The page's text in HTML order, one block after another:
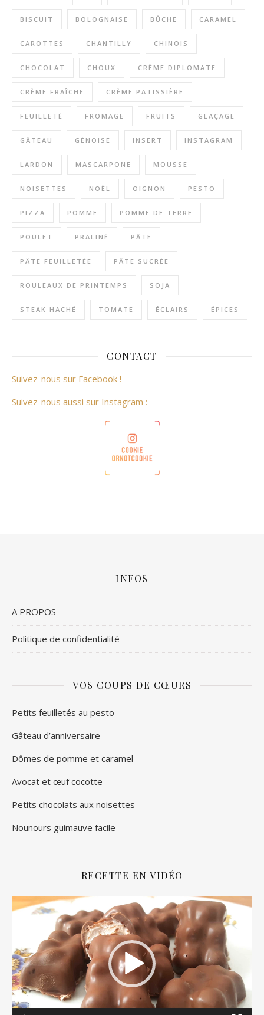
BISCUIT BOLOGNAISE BÛCHE CARAMEL
CAROTTES CHANTILLY CHINOIS
CHOCOLAT CHOUX CRÈME DIPLOMATE
CRÈME FRAÎCHE CRÈME PATISSIÈRE
FEUILLETÉ FROMAGE FRUITS GLAÇAGE
GÂTEAU GÉNOISE INSERT INSTAGRAM
LARDON MASCARPONE MOUSSE
NOISETTES NOËL OIGNON PESTO
PIZZA POMME POMME DE TERRE
POULET PRALINÉ PÂTE
PÂTE FEUILLETÉE PÂTE SUCRÉE
ROULEAUX DE PRINTEMPS SOJA
STEAK HACHÉ TOMATE ÉCLAIRS ÉPICES
CONTACT
Suivez-nous sur Facebook !
Suivez-nous aussi sur Instagram :
INFOS
A PROPOS
Politique de confidentialité
VOS COUPS DE CŒURS
Petits feuilletés au pesto
Gâteau d’anniversaire
Dômes de pomme et caramel
Avocat et œuf cocotte
Petits chocolats aux noisettes
Nounours guimauve facile
RECETTE EN VIDÉO
Lecteur
vidéo